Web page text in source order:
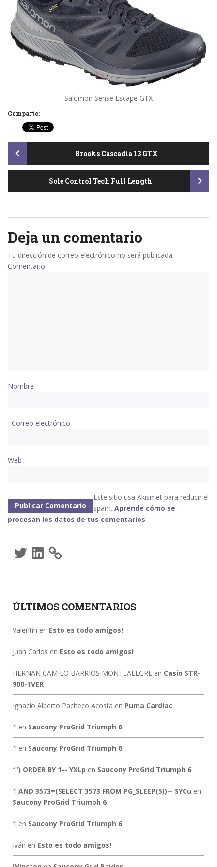
Salomon Sense Escape GTX
Comparte:
Post
navigation
Brooks Cascadia 13 GTX
Sole Control Tech Full Length
Deja un comentario
Tu dirección de correo electrónico no será publicada.
Comentario
Nombre
Correo electrónico
Web
Este sitio usa Akismet para reducir el
spam. Aprende cómo se
procesan los datos de tus comentarios.
TwitterLinkedIn
ÚLTIMOS COMENTARIOS
Valentín en Esto es todo amigos!
Juan Carlos en Esto es todo amigos!
HERNAN CAMILO BARRIOS MONTEALEGREen Casio STR-
900-1VER
Ignacio Alberto Pacheco Acosta en Puma Cardiac
1 en Saucony ProGrid Triumph 6
1 en Saucony ProGrid Triumph 6
1') ORDER BY 1-- YXLp en Saucony ProGrid Triumph 6
1 AND 3573=(SELECT 3573 FROM PG_SLEEP(5))-- SYCu en
Saucony ProGrid Triumph 6
1 en Saucony ProGrid Triumph 6
Iván en Esto es todo amigos!